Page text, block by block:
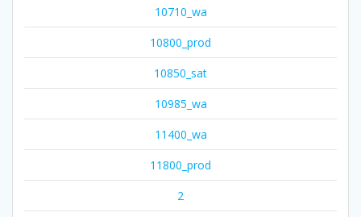
10710_wa
10800_prod
10850_sat
10985_wa
11400_wa
11800_prod
2